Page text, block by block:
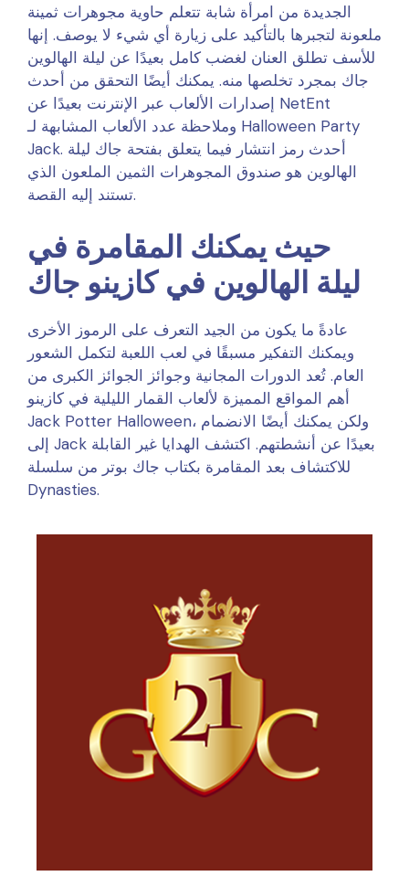
الجديدة من امرأة شابة تتعلم حاوية مجوهرات ثمينة
ملعونة لتجبرها بالتأكيد على زيارة أي شيء لا يوصف. إنها
للأسف تطلق العنان لغضب كامل بعيدًا عن ليلة الهالوين
جاك بمجرد تخلصها منه. يمكنك أيضًا التحقق من أحدث
إصدارات الألعاب عبر الإنترنت بعيدًا عن NetEnt
وملاحظة عدد الألعاب المشابهة لـ Halloween Party
Jack. أحدث رمز انتشار فيما يتعلق بفتحة جاك ليلة
الهالوين هو صندوق المجوهرات الثمين الملعون الذي
تستند إليه القصة.
حيث يمكنك المقامرة في
ليلة الهالوين في كازينو جاك
عادةً ما يكون من الجيد التعرف على الرموز الأخرى
ويمكنك التفكير مسبقًا في لعب اللعبة لتكمل الشعور
العام. تُعد الدورات المجانية وجوائز الجوائز الكبرى من
أهم المواقع المميزة لألعاب القمار الليلية في كازينو
Jack Potter Halloween، ولكن يمكنك أيضًا الانضمام
إلى Jack بعيدًا عن أنشطتهم. اكتشف الهدايا غير القابلة
للاكتشاف بعد المقامرة بكتاب جاك بوتر من سلسلة
Dynasties.